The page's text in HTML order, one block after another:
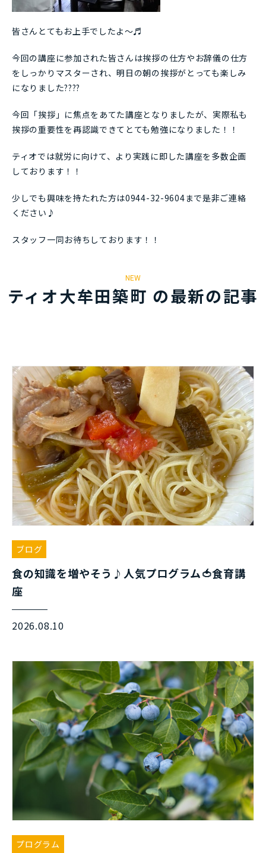
皆さんとてもお上手でしたよ～♬
今回の講座に参加された皆さんは挨拶の仕方やお辞儀の仕方
をしっかりマスターされ、明日の朝の挨拶がとっても楽しみ
になりました????
今回「挨拶」に焦点をあてた講座となりましたが、実際私も
挨拶の重要性を再認識できてとても勉強になりました！！
ティオでは就労に向けて、より実践に即した講座を多数企画
しております！！
少しでも興味を持たれた方は0944-32-9604まで是非ご連絡
ください♪
スタッフ一同お待ちしております！！
NEW
ティオ大牟田築町 の最新の記事
ブログ
食の知識を増やそう♪人気プログラム🍅食育講
座
2026.08.10
プログラム